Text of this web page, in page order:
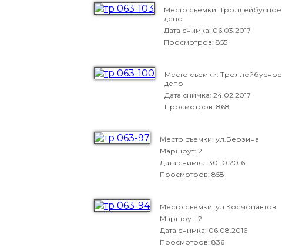
Место съемки: Троллейбусное
депо
Дата снимка: 06.03.2017
Просмотров: 855
Место съемки: Троллейбусное
депо
Дата снимка: 24.02.2017
Просмотров: 868
Место съемки: ул.Берзина
Маршрут: 2
Дата снимка: 30.10.2016
Просмотров: 858
Место съемки: ул.Космонавтов
Маршрут: 2
Дата снимка: 06.08.2016
Просмотров: 836